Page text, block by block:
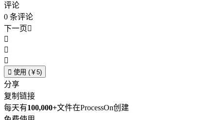
评论
0 条评论
下一页



 使用 (￥5)
分享
复制链接
每天有100,000+文件在ProcessOn创建